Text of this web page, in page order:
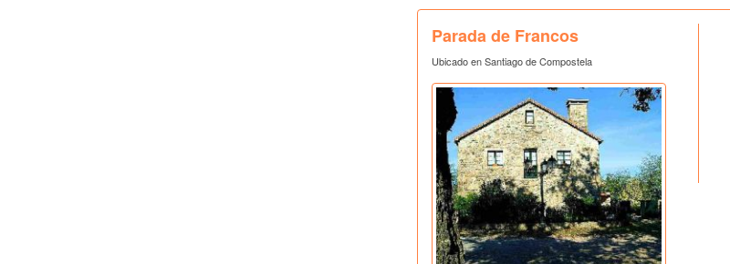
Parada de Francos
Ubicado en Santiago de Compostela